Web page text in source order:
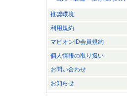
推奨環境
利用規約
マピオンID会員規約
個人情報の取り扱い
お問い合わせ
お知らせ